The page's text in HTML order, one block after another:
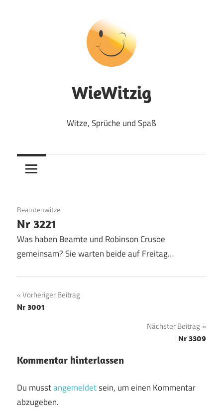
WieWitzig
Witze, Sprüche und Spaß
6. August 2017
Beamtenwitze
Nr 3221
Was haben Beamte und Robinson Crusoe
gemeinsam? Sie warten beide auf Freitag…
Beitragsnavigation
Vorheriger Beitrag
Nr 3001
Nächster Beitrag
Nr 3309
Kommentar hinterlassen
Du musstangemeldetsein, um einen Kommentar
abzugeben.